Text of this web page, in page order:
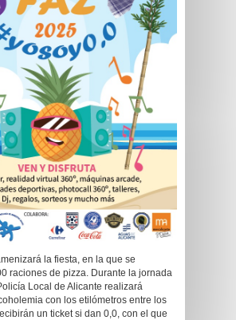
la fiesta, en la que se
raciones de pizza. Durante la jornada
Local de Alicante realizará
con los etilómetros entre los
un ticket si dan 0,0, con el que